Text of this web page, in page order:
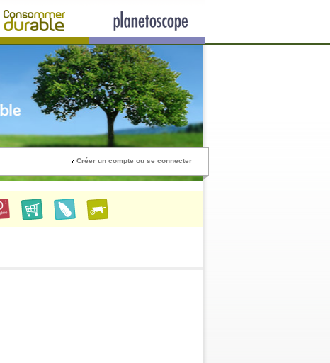
Créer un compte ou se connecter